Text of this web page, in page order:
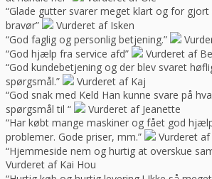
“Glade gutter svarer meget klart og for
bravør”
Vurderet af Isken
“God faglig og personlig betjening.”
“God hjælp fra service afd”
Vurderet af
“God kundebetjening og der blev svaret
spørgsmål.”
Vurderet af Kaj
“God snak med Keld Han kunne svare på
spørgsmål til “
Vurderet af Jeanette
“Har købt mange maskiner og fået god
problemer. Gode priser, mm.”
Vurderet
“Hjemmeside nem og hurtig at overskue
Vurderet af Kai Hou